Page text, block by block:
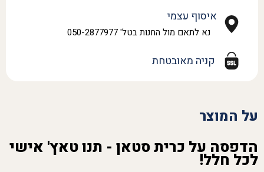
איסוף עצמי
נא לתאם מול החנות בטל' 050-2877977
קניה מאובטחת
על המוצר
הדפסה על כרית סטאן - תנו טאץ' אישי
לכל חלל!